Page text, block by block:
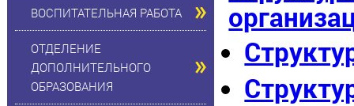
ВОСПИТАТЕЛЬНАЯ РАБОТА
ОТДЕЛЕНИЕ
ДОПОЛНИТЕЛЬНОГО
ОБРАЗОВАНИЯ